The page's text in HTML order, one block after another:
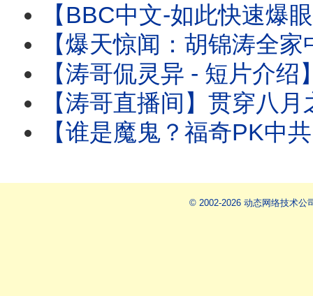
【BBC中文-如此快速爆眼介入：网传胡锦涛举家身亡 】原始消息“疑点重
【爆天惊闻：胡锦涛全家中毒 已 ⋯！】网传爆料者秦枫-凤凰卫视台
【涛哥侃灵异 - 短片介绍】欧洲大火中 分散于法国义大利两
【涛哥直播间】贯穿八月之历史天象：宙斯之木星与魔鬼
【谁是魔鬼？福奇PK中共国】福奇手握“特赦令+第
© 2002-2026 动态网络技术公